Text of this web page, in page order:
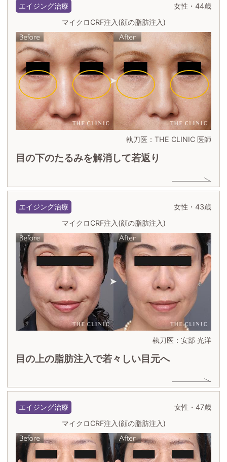
エイジング治療
女性・44歳
マイクロCRF注入(顔の脂肪注入)
執刀医：THE CLINIC 医師
目の下のたるみを解消して若返り
エイジング治療
女性・43歳
マイクロCRF注入(顔の脂肪注入)
執刀医：安部 光洋
目の上の脂肪注入で若々しい目元へ
エイジング治療
女性・47歳
マイクロCRF注入(顔の脂肪注入)